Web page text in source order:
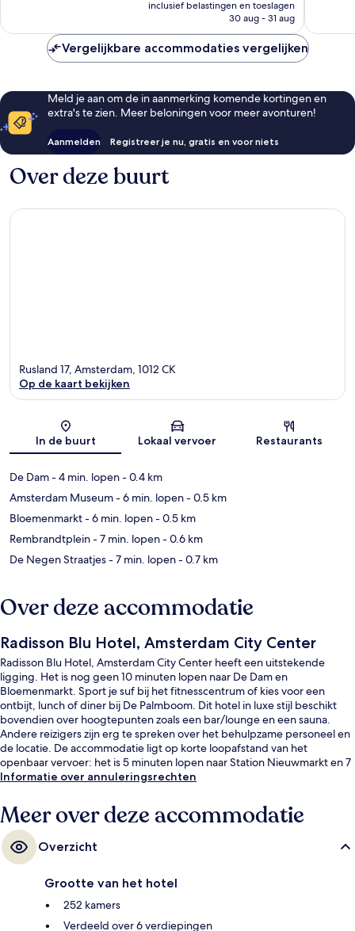
is
inclusief belastingen en toeslagen
30 aug - 31 aug
Vergelijkbare accommodaties vergelijken
Meld je aan om de in aanmerking komende kortingen en
extra's te zien. Meer beloningen voor meer avonturen!
Aanmelden Registreer je nu, gratis en voor niets
Over deze buurt
Kaart
Rusland 17, Amsterdam, 1012 CK
Op de kaart bekijken
In de buurt Lokaal vervoer Restaurants
De Dam- 4 min. lopen- 0.4 km
Amsterdam Museum- 6 min. lopen- 0.5 km
Bloemenmarkt- 6 min. lopen- 0.5 km
Rembrandtplein- 7 min. lopen- 0.6 km
De Negen Straatjes- 7 min. lopen- 0.7 km
Over deze accommodatie
Radisson Blu Hotel, Amsterdam City Center
Radisson Blu Hotel, Amsterdam City Center heeft een uitstekende
ligging. Het is nog geen 10 minuten lopen naar De Dam en
Bloemenmarkt. Sport je suf bij het fitnesscentrum of kies voor een
ontbijt, lunch of diner bij De Palmboom. Dit hotel in luxe stijl beschikt
bovendien over hoogtepunten zoals een bar/lounge en een sauna.
Andere reizigers zijn erg te spreken over het behulpzame personeel en
de locatie. De accommodatie ligt op korte loopafstand van het
openbaar vervoer: het is 5 minuten lopen naar Station Nieuwmarkt en 7
minuten naar Overstaphalte Rembrandtplein.
Informatie over annuleringsrechten
Meer over deze accommodatie
Overzicht
Grootte van het hotel
252 kamers
Verdeeld over 6 verdiepingen